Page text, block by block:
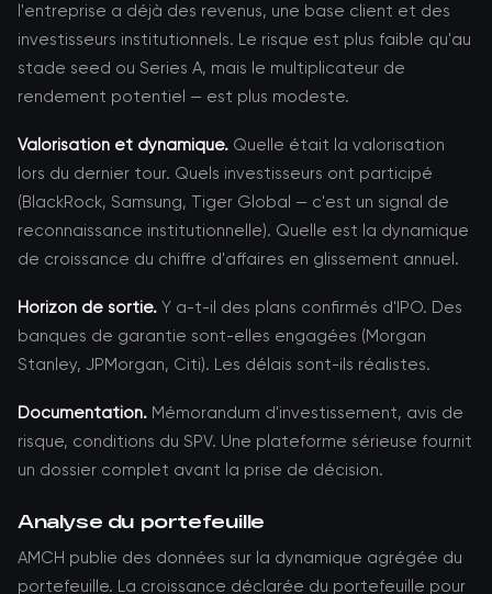
l'entreprise a déjà des revenus, une base client et des
investisseurs institutionnels. Le risque est plus faible qu'au
stade seed ou Series A, mais le multiplicateur de
rendement potentiel — est plus modeste.
Valorisation et dynamique. Quelle était la valorisation
lors du dernier tour. Quels investisseurs ont participé
(BlackRock, Samsung, Tiger Global — c'est un signal de
reconnaissance institutionnelle). Quelle est la dynamique
de croissance du chiffre d'affaires en glissement annuel.
Horizon de sortie. Y a-t-il des plans confirmés d'IPO. Des
banques de garantie sont-elles engagées (Morgan
Stanley, JPMorgan, Citi). Les délais sont-ils réalistes.
Documentation. Mémorandum d'investissement, avis de
risque, conditions du SPV. Une plateforme sérieuse fournit
un dossier complet avant la prise de décision.
Analyse du portefeuille
AMCH publie des données sur la dynamique agrégée du
portefeuille. La croissance déclarée du portefeuille pour